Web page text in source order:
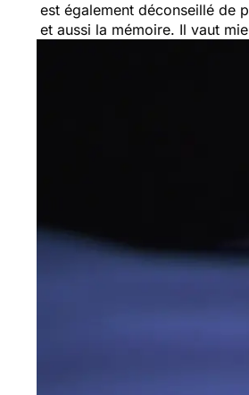
est également déconseillé de
et aussi la mémoire. Il vaut